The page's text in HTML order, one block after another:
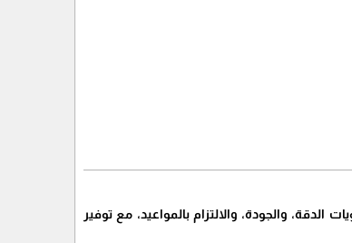
والجودة، والالتزام بالمواعيد، مع توفير